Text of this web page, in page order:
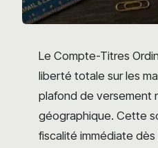
Le Compte-Titres
liberté totale sur les
plafond de versement
géographique. Cette
fiscalité immédiate